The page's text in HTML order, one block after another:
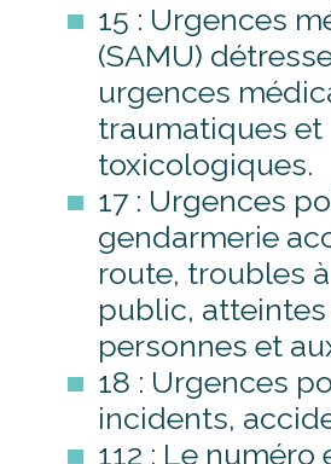
15 : Urgences
(SAMU)
urgences
traumatiques et
toxicologiques.
17 : Urgences
gendarmerie
route, troubles à
public, atteintes
personnes et
18 : Urgences
incidents,
112 : Le numéro